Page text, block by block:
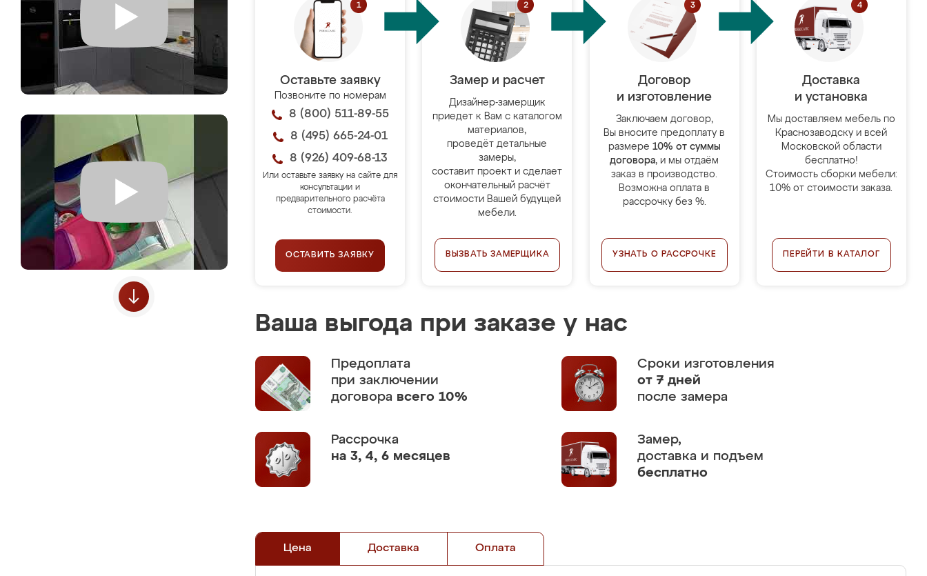
Оставьте заявку
Позвоните по номерам
8 (800) 511-89-55
8 (495) 665-24-01
8 (926) 409-68-13
Или оставьте заявку на сайте для
консультации и
предварительного расчёта
стоимости.
ОСТАВИТЬ ЗАЯВКУ
Замер и расчет
Дизайнер-замерщик
приедет к Вам с каталогом
материалов,
проведёт детальные
замеры,
составит проект и сделает
окончательный расчёт
стоимости Вашей будущей
мебели.
ВЫЗВАТЬ ЗАМЕРЩИКА
Договор
и изготовление
Заключаем договор,
Вы вносите предоплату в
размере 10% от суммы
договора, и мы отдаём
заказ в производство.
Возможна оплата в
рассрочку без %.
УЗНАТЬ О РАССРОЧКЕ
Доставка
и установка
Мы доставляем мебель по
Краснозаводску и всей
Московской области
бесплатно!
Стоимость сборки мебели:
10% от стоимости заказа.
ПЕРЕЙТИ В КАТАЛОГ
Ваша выгода при заказе у нас
Предоплата
при заключении
договора всего 10%
Сроки изготовления
от 7 дней
после замера
Рассрочка
на 3, 4, 6 месяцев
Замер,
доставка и подъем
бесплатно
Цена Доставка Оплата